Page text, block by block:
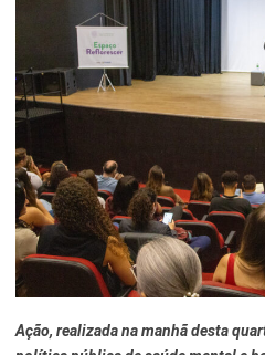
Assuntos Jurídicos
Cultura
Desenvolvimento Econômico,
Esporte e Lazer
Finanças
Governo
HINO, BRASÃO E BANDEIRA
Autoridades do Município
Downloads
Notícias Anteriores a 2024
OUVIDORIA
DIÁRIO OFICIAL
LEIS MUNICIPAIS
Ação, realizada na manhã desta